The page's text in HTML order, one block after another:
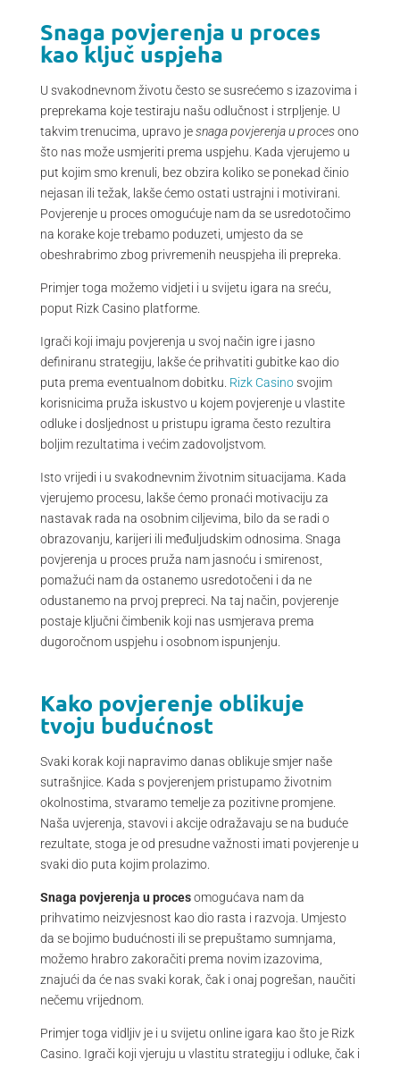
Snaga povjerenja u proces
kao ključ uspjeha
U svakodnevnom životu često se susrećemo s izazovima i
preprekama koje testiraju našu odlučnost i strpljenje. U
takvim trenucima, upravo jesnaga povjerenja u procesono
što nas može usmjeriti prema uspjehu. Kada vjerujemo u
put kojim smo krenuli, bez obzira koliko se ponekad činio
nejasan ili težak, lakše ćemo ostati ustrajni i motivirani.
Povjerenje u proces omogućuje nam da se usredotočimo
na korake koje trebamo poduzeti, umjesto da se
obeshrabrimo zbog privremenih neuspjeha ili prepreka.
Primjer toga možemo vidjeti i u svijetu igara na sreću,
poput Rizk Casino platforme.
Igrači koji imaju povjerenja u svoj način igre i jasno
definiranu strategiju, lakše će prihvatiti gubitke kao dio
puta prema eventualnom dobitku. Rizk Casinosvojim
korisnicima pruža iskustvo u kojem povjerenje u vlastite
odluke i dosljednost u pristupu igrama često rezultira
boljim rezultatima i većim zadovoljstvom.
Isto vrijedi i u svakodnevnim životnim situacijama. Kada
vjerujemo procesu, lakše ćemo pronaći motivaciju za
nastavak rada na osobnim ciljevima, bilo da se radi o
obrazovanju, karijeri ili međuljudskim odnosima. Snaga
povjerenja u proces pruža nam jasnoću i smirenost,
pomažući nam da ostanemo usredotočeni i da ne
odustanemo na prvoj prepreci. Na taj način, povjerenje
postaje ključni čimbenik koji nas usmjerava prema
dugoročnom uspjehu i osobnom ispunjenju.
Kako povjerenje oblikuje
tvoju budućnost
Svaki korak koji napravimo danas oblikuje smjer naše
sutrašnjice. Kada s povjerenjem pristupamo životnim
okolnostima, stvaramo temelje za pozitivne promjene.
Naša uvjerenja, stavovi i akcije odražavaju se na buduće
rezultate, stoga je od presudne važnosti imati povjerenje u
svaki dio puta kojim prolazimo.
Snaga povjerenja u procesomogućava nam da
prihvatimo neizvjesnost kao dio rasta i razvoja. Umjesto
da se bojimo budućnosti ili se prepuštamo sumnjama,
možemo hrabro zakoračiti prema novim izazovima,
znajući da će nas svaki korak, čak i onaj pogrešan, naučiti
nečemu vrijednom.
Primjer toga vidljiv je i u svijetu online igara kao što je Rizk
Casino. Igrači koji vjeruju u vlastitu strategiju i odluke, čak i